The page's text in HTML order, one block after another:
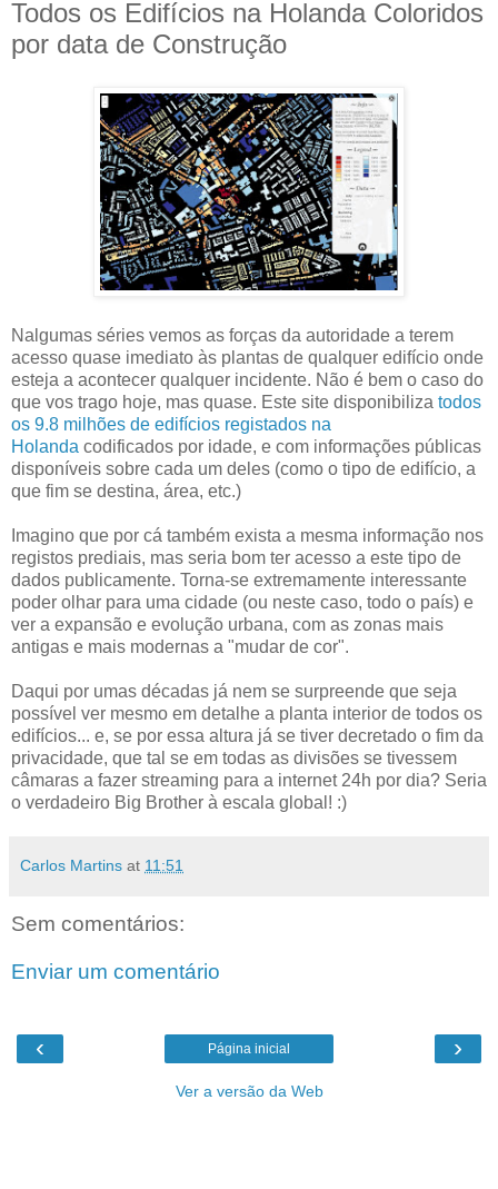
Todos os Edifícios na Holanda Coloridos
por data de Construção
Nalgumas séries vemos as forças da autoridade a terem
acesso quase imediato às plantas de qualquer edifício onde
esteja a acontecer qualquer incidente. Não é bem o caso do
que vos trago hoje, mas quase. Este site disponibiliza todos
os 9.8 milhões de edifícios registados na
Holanda codificados por idade, e com informações públicas
disponíveis sobre cada um deles (como o tipo de edifício, a
que fim se destina, área, etc.)
Imagino que por cá também exista a mesma informação nos
registos prediais, mas seria bom ter acesso a este tipo de
dados publicamente. Torna-se extremamente interessante
poder olhar para uma cidade (ou neste caso, todo o país) e
ver a expansão e evolução urbana, com as zonas mais
antigas e mais modernas a "mudar de cor".
Daqui por umas décadas já nem se surpreende que seja
possível ver mesmo em detalhe a planta interior de todos os
edifícios... e, se por essa altura já se tiver decretado o fim da
privacidade, que tal se em todas as divisões se tivessem
câmaras a fazer streaming para a internet 24h por dia? Seria
o verdadeiro Big Brother à escala global! :)
Carlos Martins at 11:51
Sem comentários:
Enviar um comentário
‹ ›
Página inicial
Ver a versão da Web